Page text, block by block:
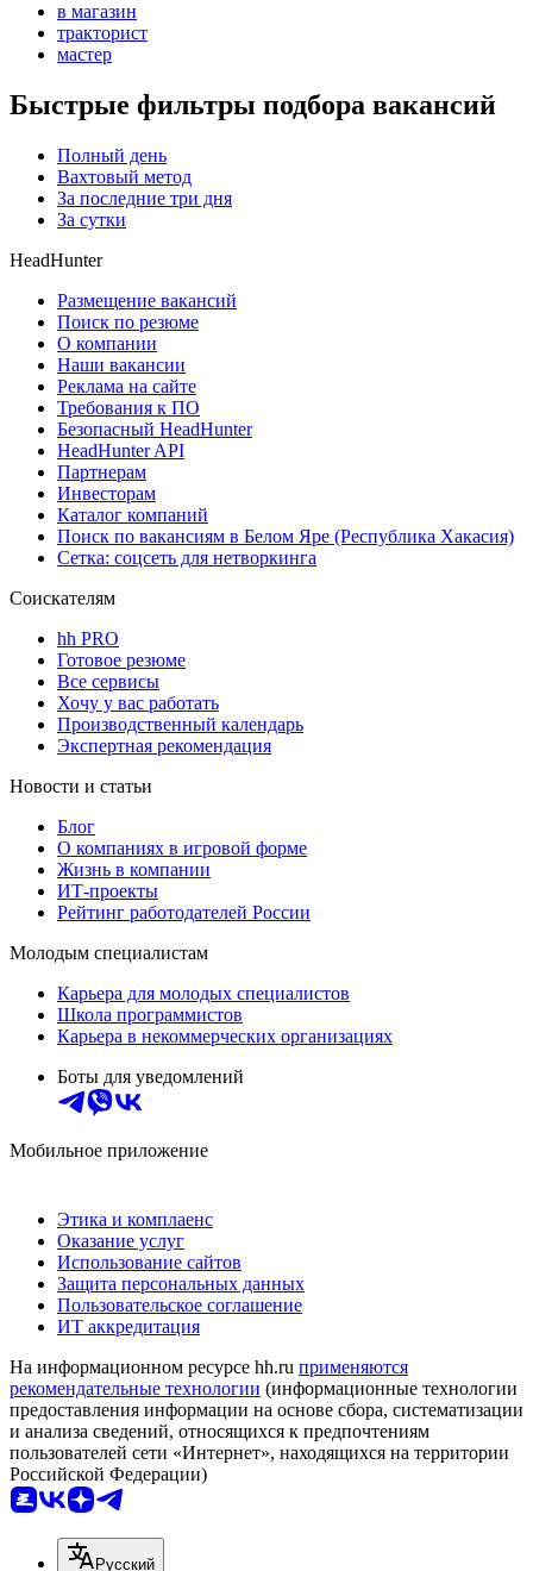
в магазин
тракторист
мастер
Быстрые фильтры подбора вакансий
Полный день
Вахтовый метод
За последние три дня
За сутки
HeadHunter
Размещение вакансий
Поиск по резюме
О компании
Наши вакансии
Реклама на сайте
Требования к ПО
Безопасный HeadHunter
HeadHunter API
Партнерам
Инвесторам
Каталог компаний
Поиск по вакансиям в Белом Яре (Республика Хакасия)
Сетка: соцсеть для нетворкинга
Соискателям
hh PRO
Готовое резюме
Все сервисы
Хочу у вас работать
Производственный календарь
Экспертная рекомендация
Новости и статьи
Блог
О компаниях в игровой форме
Жизнь в компании
ИТ-проекты
Рейтинг работодателей России
Молодым специалистам
Карьера для молодых специалистов
Школа программистов
Карьера в некоммерческих организациях
Боты для уведомлений
Мобильное приложение
Этика и комплаенс
Оказание услуг
Использование сайтов
Защита персональных данных
Пользовательское соглашение
ИТ аккредитация
На информационном ресурсе hh.ru применяются
рекомендательные технологии (информационные технологии
предоставления информации на основе сбора, систематизации
и анализа сведений, относящихся к предпочтениям
пользователей сети «Интернет», находящихся на территории
Российской Федерации)
Русский